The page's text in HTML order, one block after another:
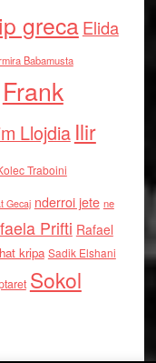
grecaElida
Babamusta
Frank
Llojdia Ilir
Traboini
Gecaj nderroi jete ne
Prifti Rafael
kripa Sadik Elshani
Sokol